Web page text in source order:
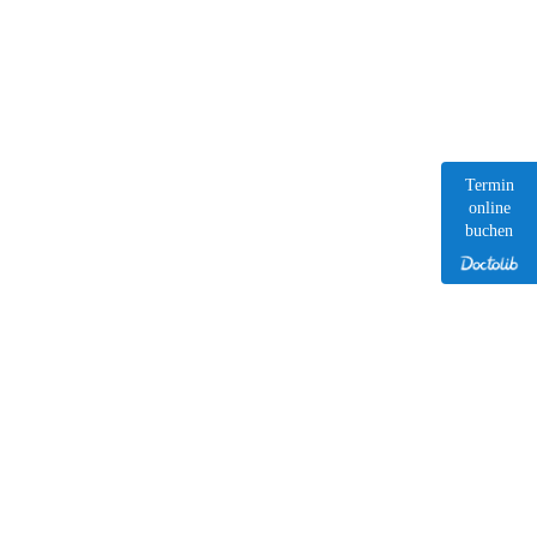
Termin
online
buchen